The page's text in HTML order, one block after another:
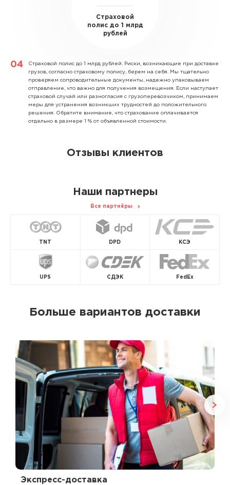
Страховой
полис до 1 млрд
рублей
Страховой полис до 1 млрд рублей. Риски, возникающие при доставке
грузов, согласно страховому полису, берем на себя. Мы тщательно
проверяем сопроводительные документы, надежно упаковываем
отправление, что важно для получения возмещения. Если наступает
страховой случай или разногласия с грузоперевозчиком, принимаем
меры для устранения возникших трудностей до положительного
решения. Обратите внимание, что страхование оплачивается
отдельно в размере 1 % от объявленной стоимости.
Отзывы клиентов
Наши партнеры
Все партнёры
TNT DPD КСЭ
UPS СДЭК FedEx
Больше вариантов доставки
Экспресс-доставка